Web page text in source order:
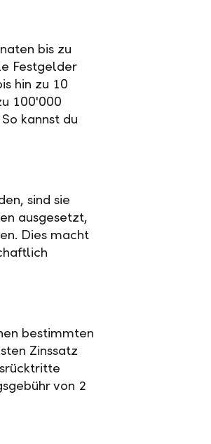
bis zu
Festgelder
hin zu 10
100'000
kannst du
sind sie
ausgesetzt,
Dies macht
bestimmten
Zinssatz
von 2